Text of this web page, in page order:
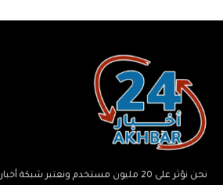
نحن نؤثر على 20 مليون مستخدم ونعتبر شبكة أخبار